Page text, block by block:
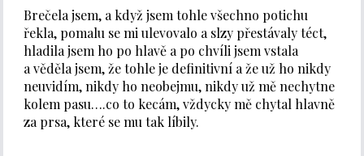
Brečela jsem, a když jsem tohle všechno potichu
řekla, pomalu se mi ulevovalo a slzy přestávaly téct,
hladila jsem ho po hlavě a po chvíli jsem vstala
a věděla jsem, že tohle je definitivní a že už ho nikdy
neuvidím, nikdy ho neobejmu, nikdy už mě nechytne
kolem pasu….co to kecám, vždycky mě chytal hlavně
za prsa, které se mu tak líbily.